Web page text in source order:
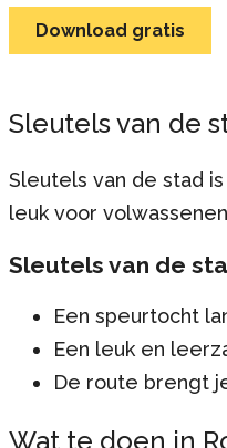
Download gratis
Sleutels van de
Sleutels van de stad is
leuk voor
Sleutels van de
Een speurtocht
Een leuk en
De route brengt
Wat te doen in